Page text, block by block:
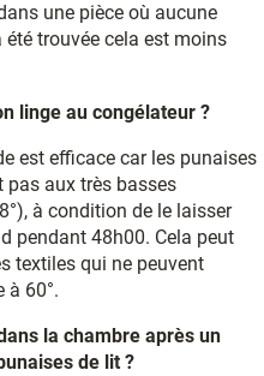
une pièce où aucune
été trouvée cela est moins
linge au congélateur ?
est efficace car les punaises
pas aux très basses
à condition de le laisser
pendant 48h00. Cela peut
textiles qui ne peuvent
à 60°.
la chambre après un
de lit ?